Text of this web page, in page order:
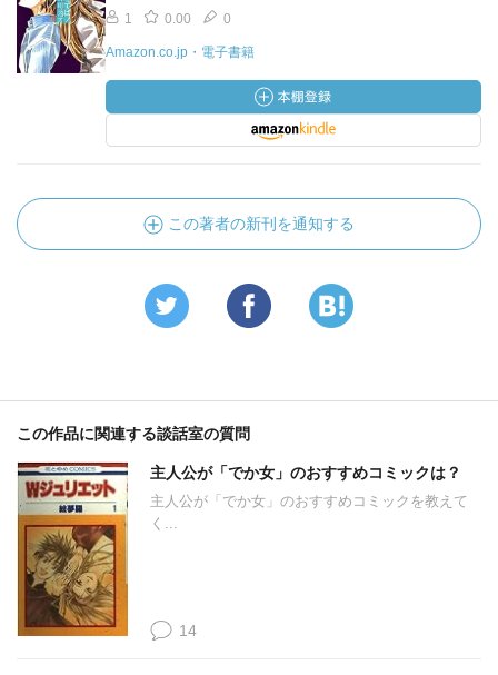
1 0.00 0
Amazon.co.jp・電子書籍
この著者の新刊を通知する
この作品に関連する談話室の質問
主人公が「でか女」のおすすめコミックは？
主人公が「でか女」のおすすめコミックを教えて
く...
14